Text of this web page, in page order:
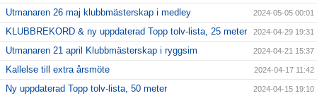
Utmanaren 26 maj klubbmästerskap i medley 2024-05-05 00:01
KLUBBREKORD & ny uppdaterad Topp tolv-lista, 25 meter 2024-04-29 19:31
Utmanaren 21 april Klubbmästerskap i ryggsim 2024-04-21 15:37
Kallelse till extra årsmöte 2024-04-17 11:42
Ny uppdaterad Topp tolv-lista, 50 meter 2024-04-15 19:10